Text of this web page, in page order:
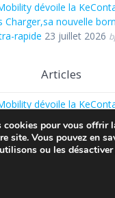
dévoile la
nouvelle
rapide 23 juillet 2026
Articles
dévoile la
DC ultra-rapide
s’associent pour
des installations
cookies pour vous offrir
site. Vous pouvez en
ou les désactiver